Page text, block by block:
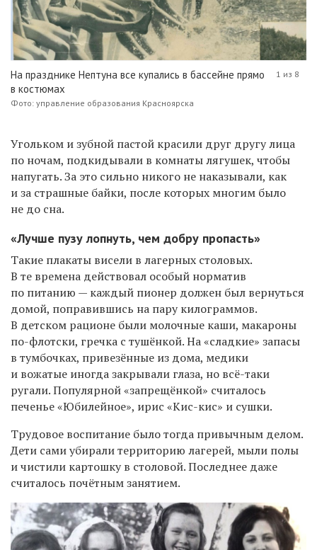
На празднике Нептуна все купались в бассейне прямо
в костюмах
Фото: управление образования Красноярска
1 из 8
Угольком и зубной пастой красили друг другу лица
по ночам, подкидывали в комнаты лягушек, чтобы
напугать. За это сильно никого не наказывали, как
и за страшные байки, после которых многим было
не до сна.
«Лучше пузу лопнуть, чем добру пропасть»
Такие плакаты висели в лагерных столовых.
В те времена действовал особый норматив
по питанию — каждый пионер должен был вернуться
домой, поправившись на пару килограммов.
В детском рационе были молочные каши, макароны
по-флотски, гречка с тушёнкой. На «сладкие» запасы
в тумбочках, привезённые из дома, медики
и вожатые иногда закрывали глаза, но всё-таки
ругали. Популярной «запрещёнкой» считалось
печенье «Юбилейное», ирис «Кис-кис» и сушки.
Трудовое воспитание было тогда привычным делом.
Дети сами убирали территорию лагерей, мыли полы
и чистили картошку в столовой. Последнее даже
считалось почётным занятием.